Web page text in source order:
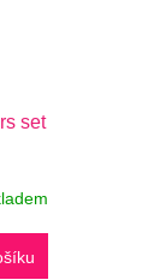
set